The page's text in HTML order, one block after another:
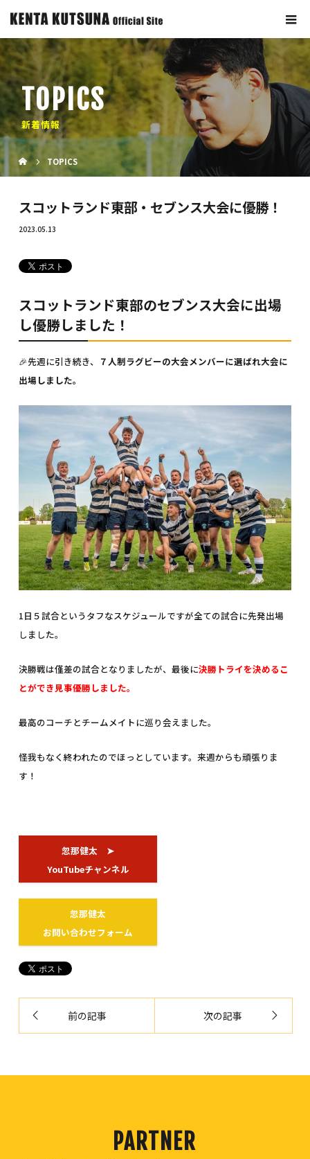
TOPICS
新着情報
TOPICS
スコットランド東部・セブンス大会に優勝！
2023.05.13
スコットランド東部のセブンス大会に出場
し優勝しました！
🎉先週に引き続き、 ７人制ラグビーの大会メンバーに選ばれ大会に
出場しました。
1日５試合というタフなスケジュールですが全ての試合に先発出場
しました。
決勝戦は僅差の試合となりましたが、最後に決勝トライを決めるこ
とができ見事優勝しました。
最高のコーチとチームメイトに巡り会えました。
怪我もなく終われたのでほっとしています。来週からも頑張りま
す！
忽那健太 ➤
YouTubeチャンネル
忽那健太
お問い合わせフォーム
前の記事 次の記事